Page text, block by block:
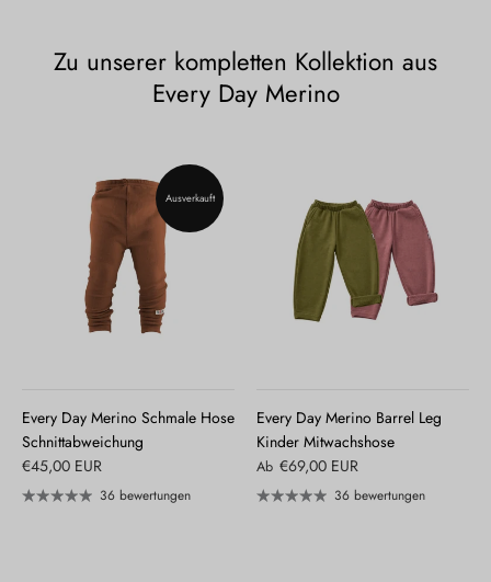
Zu unserer kompletten Kollektion aus
Every Day Merino
Ausverkauft
Every Day Merino Schmale Hose
Schnittabweichung
€45,00 EUR
36 bewertungen
Every Day Merino Barrel Leg
Kinder Mitwachshose
Ab €69,00 EUR
36 bewertungen